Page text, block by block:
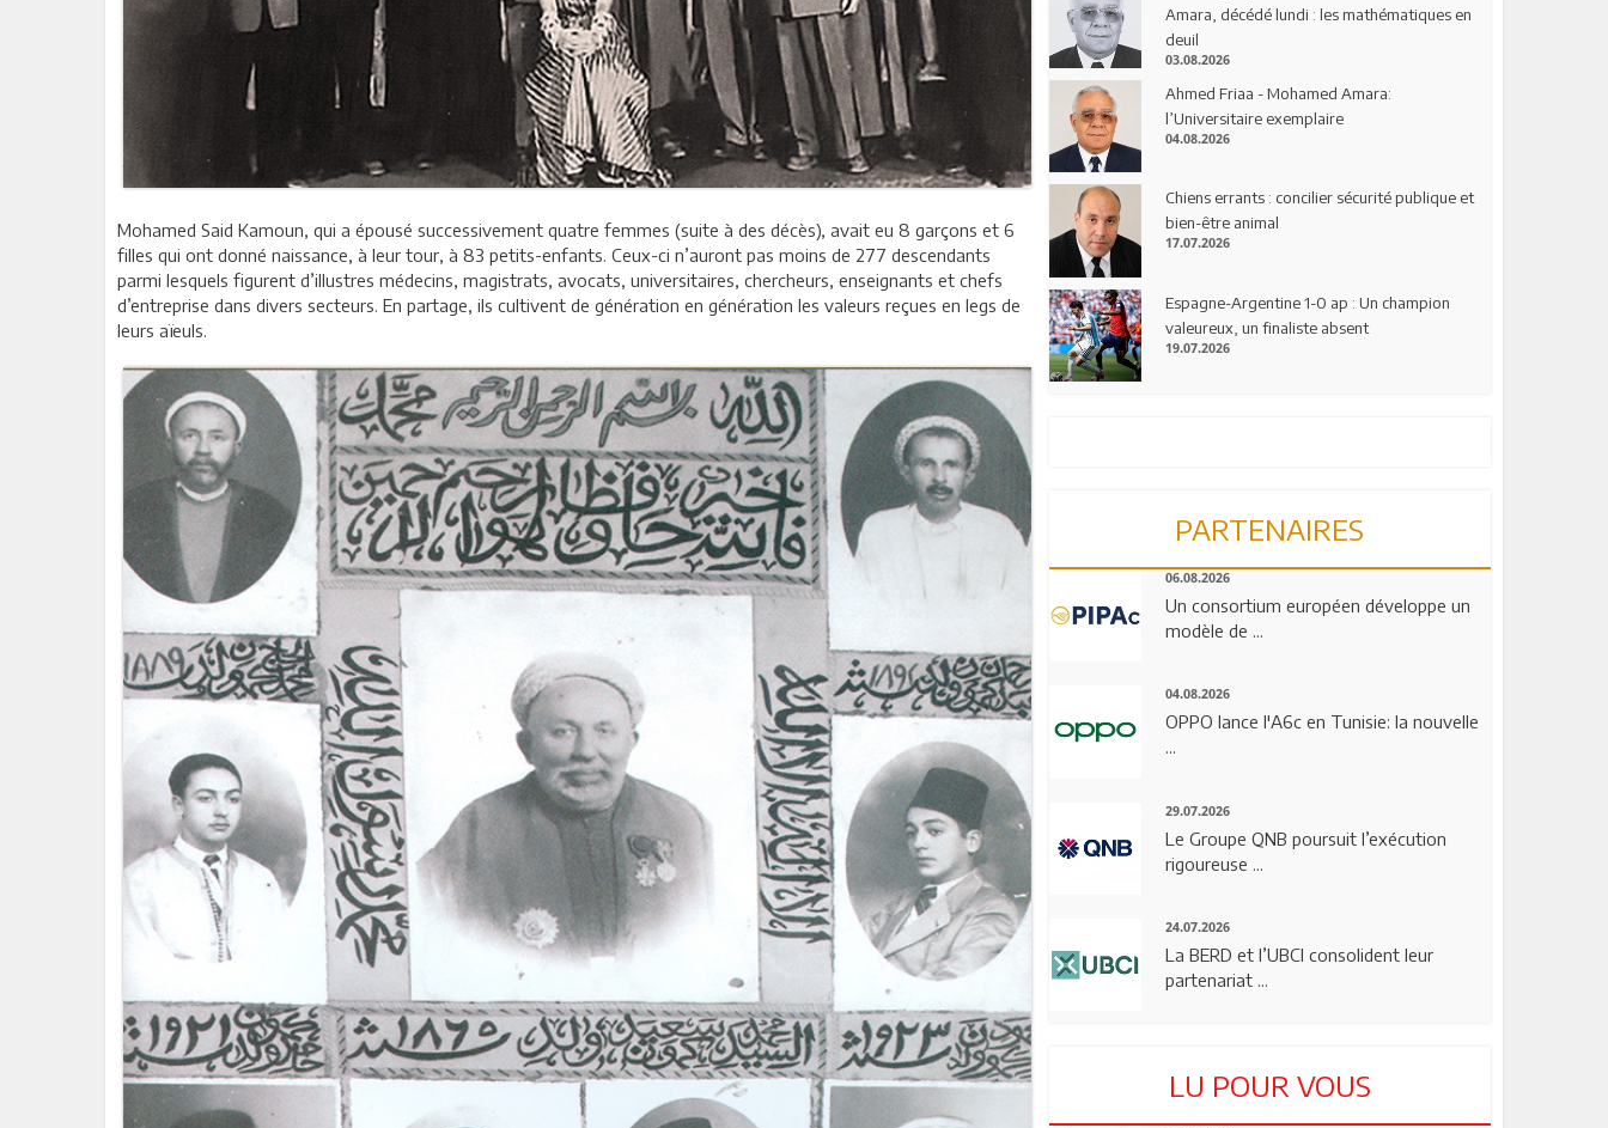
Mohamed Said Kamoun, qui a épousé successivement quatre femmes (suite à des décès), avait eu 8 garçons et 6
filles qui ont donné naissance, à leur tour, à 83 petits-enfants. Ceux-ci n’auront pas moins de 277 descendants
parmi lesquels figurent d’illustres médecins, magistrats, avocats, universitaires, chercheurs, enseignants et chefs
d’entreprise dans divers secteurs. En partage, ils cultivent de génération en génération les valeurs reçues en legs de
leurs aïeuls.
Amara, décédé lundi : les mathématiques en
deuil
03.08.2026
Ahmed Friaa - Mohamed Amara:
l’Universitaire exemplaire
04.08.2026
Chiens errants : concilier sécurité publique et
bien-être animal
17.07.2026
Espagne-Argentine 1-0 ap : Un champion
valeureux, un finaliste absent
19.07.2026
PARTENAIRES
06.08.2026
Un consortium européen développe un
modèle de ...
04.08.2026
OPPO lance l'A6c en Tunisie: la nouvelle
...
29.07.2026
Le Groupe QNB poursuit l’exécution
rigoureuse ...
24.07.2026
La BERD et l’UBCI consolident leur
partenariat ...
LU POUR VOUS